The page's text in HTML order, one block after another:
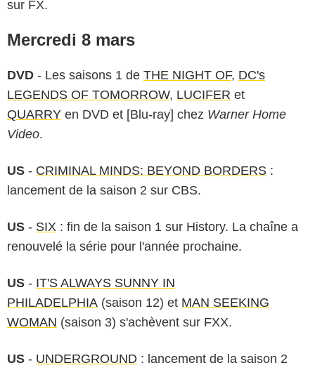
sur FX.
Mercredi 8 mars
DVD - Les saisons 1 de THE NIGHT OF, DC's
LEGENDS OF TOMORROW, LUCIFER et
QUARRY en DVD et [Blu-ray] chez Warner Home
Video.
US - CRIMINAL MINDS: BEYOND BORDERS :
lancement de la saison 2 sur CBS.
US - SIX : fin de la saison 1 sur History. La chaîne a
renouvelé la série pour l'année prochaine.
US - IT'S ALWAYS SUNNY IN
PHILADELPHIA (saison 12) et MAN SEEKING
WOMAN (saison 3) s'achèvent sur FXX.
US - UNDERGROUND : lancement de la saison 2